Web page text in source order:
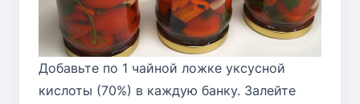
Добавьте по 1 чайной ложке уксусной
кислоты (70%) в каждую банку. Залейте